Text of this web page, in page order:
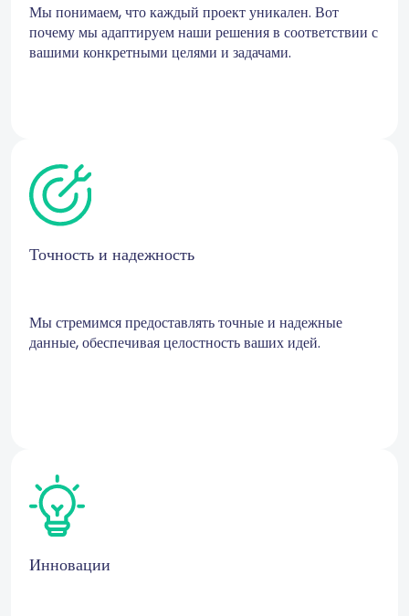
Мы понимаем, что каждый проект уникален. Вот
почему мы адаптируем наши решения в соответствии с
вашими конкретными целями и задачами.
Точность и надежность
Мы стремимся предоставлять точные и надежные
данные, обеспечивая целостность ваших идей.
Инновации